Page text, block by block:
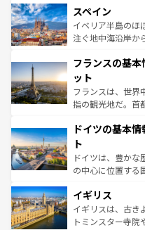
ろん、トスカーナ
景など、自然景観
ピザやパスタなど
ませてくれるイタ
なお、新着のイタ
しい。
スペイン
イベリア半島のほ
注ぐ地中海沿岸か
文化が根付くこの
れる闘牛、そして
る。首都マドリー
アートに溢れた街
せる。地方によっ
ンテンツ一覧 を参
フランスの基
ット
フランスは、世界
指の観光地だ。首
で、幅広い魅力が
聖堂、美しいビー
から魅了する。ま
れ、フランス料理
香り高いラベンダ
らに、パリ以外
も豊かな歴史と文
ドイツの基本
ト
ドイツは、豊かな
の中心に位置する
顔を持つこの国は
ルリンの文化的活
してライン川沿い
イギリス
イギリスは、古き
トミンスター寺院